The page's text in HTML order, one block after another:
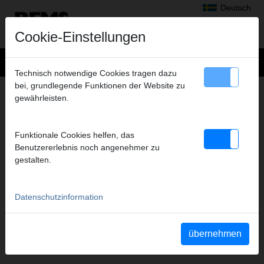
Deutsch
PRODUKTSUCHE
Cookie-Einstellungen
Technisch notwendige Cookies tragen dazu
bei, grundlegende Funktionen der Website zu
gewährleisten.
Funktionale Cookies helfen, das
Benutzererlebnis noch angenehmer zu
gestalten.
Datenschutzinformation
übernehmen